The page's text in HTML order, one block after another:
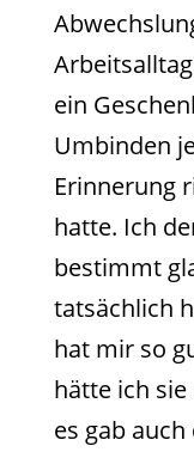
ein
Umbinden
Erinnerung
hatte. Ich
bestimmt
tatsächlich
hat mir so
hätte ich
es gab